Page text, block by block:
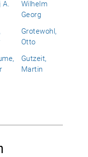
A.
Wilhelm
Georg
Grotewohl,
Otto
Gutzeit,
Martin